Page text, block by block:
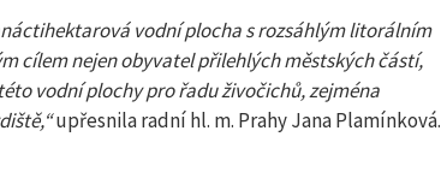
vodní plocha s rozsáhlým litorálním
cílem nejen obyvatel přilehlých městských částí,
vodní plochy pro řadu živočichů, zejména
upřesnila radní hl. m. Prahy Jana Plamínková.